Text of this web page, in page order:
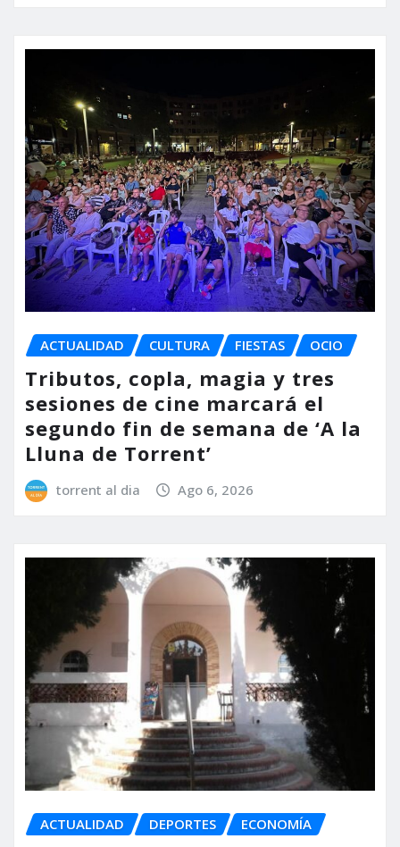
ACTUALIDAD CULTURA FIESTAS OCIO
Tributos, copla, magia y tres
sesiones de cine marcará el
segundo fin de semana de ‘A la
Lluna de Torrent’
torrent al dia Ago 6, 2026
ACTUALIDAD DEPORTES ECONOMÍA